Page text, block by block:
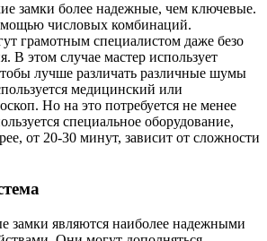
замки более надежные, чем ключевые.
числовых комбинаций.
грамотным специалистом даже безо
В этом случае мастер использует
лучше различать различные шумы
медицинский или
Но на это потребуется не менее
специальное оборудование,
от 20-30 минут, зависит от сложности
замки являются наиболее надежными